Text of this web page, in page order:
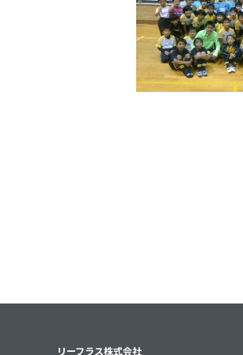
リーフラス株式会社